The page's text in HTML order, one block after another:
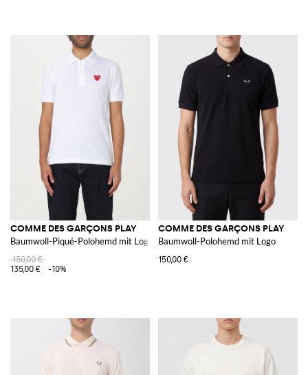
COMME DES GARÇONS PLAY
Baumwoll-Piqué-Polohemd mit Logo
150,00 €
135,00 €
-10%
COMME DES GARÇONS PLAY
Baumwoll-Polohemd mit Logo
150,00 €